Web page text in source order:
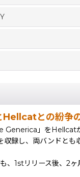
との紛争の
」をHellcat
収録し、両バンドとも
、1stリリース後、2ヶ